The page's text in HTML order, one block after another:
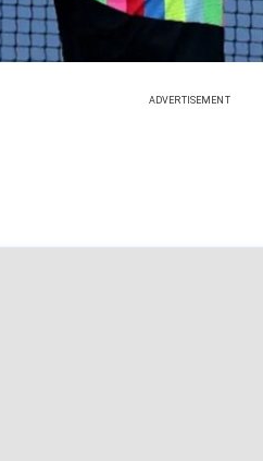
ADVERTISEMENT